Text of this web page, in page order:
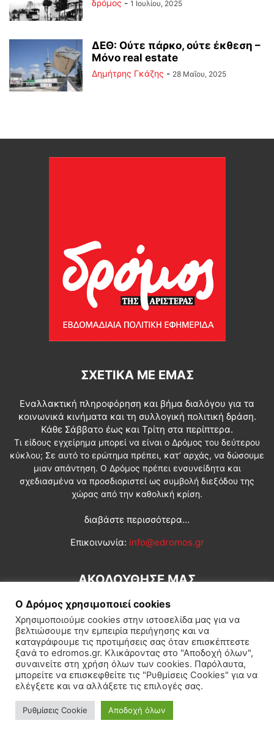
δρόμος - 1 Ιουλίου, 2025
ΔΕΘ: Ούτε πάρκο, ούτε έκθεση –
Μόνο real estate
Δημήτρης Γκάζης - 28 Μαΐου, 2025
ΣΧΕΤΙΚΆ ΜΕ ΕΜΆΣ
Εναλλακτική πληροφόρηση και βήμα διαλόγου για τα
κοινωνικά κινήματα και τη συλλογική πολιτική δράση.
Κάθε Σάββατο έως και Τρίτη στα περίπτερα.
Τι είδους εγχείρημα μπορεί να είναι ο Δρόμος του δεύτερου
κύκλου; Σε αυτό το ερώτημα πρέπει, κατ’ αρχάς, να δώσουμε
μιαν απάντηση. Ο Δρόμος πρέπει ενσυνείδητα και
σχεδιασμένα να προσδιοριστεί ως συμβολή διεξόδου της
χώρας από την καθολική κρίση.
διαβάστε περισσότερα...
Επικοινωνία: info@edromos.gr
ΑΚΟΛΟΥΘΗΣΕ ΜΑΣ
Εγγραφή συνδρομητή Πολιτική Διεθνή Κοινωνία
Πολιτισμός Αφιερώματα
© Δρόμος της Αριστεράς
Ο Δρόμος χρησιμοποιεί cookies
Χρησιμοποιούμε cookies στην ιστοσελίδα μας για να
βελτιώσουμε την εμπειρία περιήγησης και να
καταγράφουμε τις προτιμήσεις σας όταν επισκέπτεστε
ξανά το edromos.gr. Κλικάροντας στο "Αποδοχή όλων",
συναινείτε στη χρήση όλων των cookies. Παρόλαυτα,
μπορείτε να επισκεφθείτε τις "Ρυθμίσεις Cookies" για να
ελέγξετε και να αλλάξετε τις επιλογές σας.
Ρυθμίσεις Cookie Αποδοχή όλων